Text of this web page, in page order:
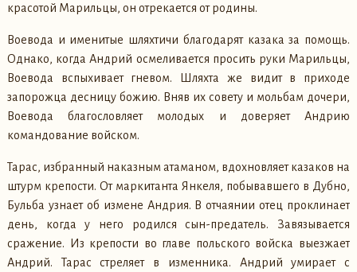
красотой Марильцы, он отрекается от родины.
Воевода и именитые шляхтичи благодарят казака за помощь.
Однако, когда Андрий осмеливается просить руки Марильцы,
Воевода вспыхивает гневом. Шляхта же видит в приходе
запорожца десницу божию. Вняв их совету и мольбам дочери,
Воевода благословляет молодых и доверяет Андрию
командование войском.
Тарас, избранный наказным атаманом, вдохновляет казаков на
штурм крепости. От маркитанта Янкеля, побывавшего в Дубно,
Бульба узнает об измене Андрия. В отчаянии отец проклинает
день, когда у него родился сын-предатель. Завязывается
сражение. Из крепости во главе польского войска выезжает
Андрий. Тарас стреляет в изменника. Андрий умирает с